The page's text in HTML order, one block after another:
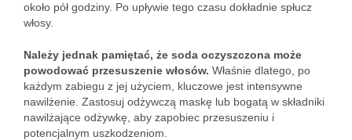
około pół godziny. Po upływie tego czasu dokładnie spłucz
włosy.
Należy jednak pamiętać, że soda oczyszczona może
powodować przesuszenie włosów. Właśnie dlatego, po
każdym zabiegu z jej użyciem, kluczowe jest intensywne
nawilżenie. Zastosuj odżywczą maskę lub bogatą w składniki
nawilżające odżywkę, aby zapobiec przesuszeniu i
potencjalnym uszkodzeniom.